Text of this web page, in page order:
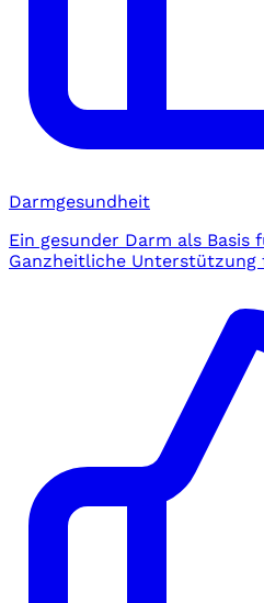
Darmgesundheit
Ein gesunder Darm als
Ganzheitliche Unterstützung